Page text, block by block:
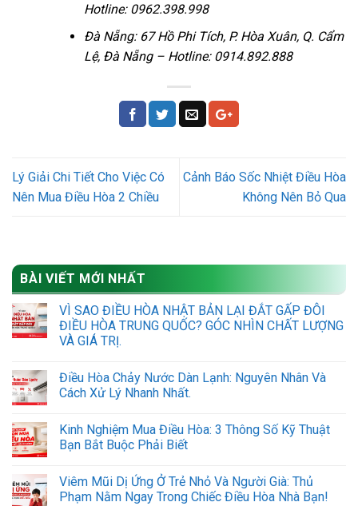
Hotline: 0962.398.998
Đà Nẵng: 67 Hồ Phi Tích, P. Hòa Xuân, Q. Cẩm
Lệ, Đà Nẵng – Hotline: 0914.892.888
Lý Giải Chi Tiết Cho Việc Có
Nên Mua Điều Hòa 2 Chiều
Cảnh Báo Sốc Nhiệt Điều Hòa
Không Nên Bỏ Qua
BÀI VIẾT MỚI NHẤT
VÌ SAO ĐIỀU HÒA NHẬT BẢN LẠI ĐẮT GẤP ĐÔI
ĐIỀU HÒA TRUNG QUỐC? GÓC NHÌN CHẤT LƯỢNG
VÀ GIÁ TRỊ.
Điều Hòa Chảy Nước Dàn Lạnh: Nguyên Nhân Và
Cách Xử Lý Nhanh Nhất.
Kinh Nghiệm Mua Điều Hòa: 3 Thông Số Kỹ Thuật
Bạn Bắt Buộc Phải Biết
Viêm Mũi Dị Ứng Ở Trẻ Nhỏ Và Người Già: Thủ
Phạm Nằm Ngay Trong Chiếc Điều Hòa Nhà Bạn!